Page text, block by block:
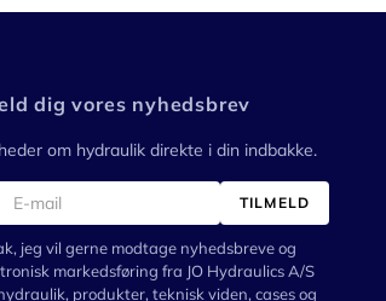
dig vores nyhedsbrev
om hydraulik direkte i din indbakke.
TILMELD
jeg vil gerne modtage nyhedsbreve og
markedsføring fra JO Hydraulics A/S
produkter, teknisk viden, cases og